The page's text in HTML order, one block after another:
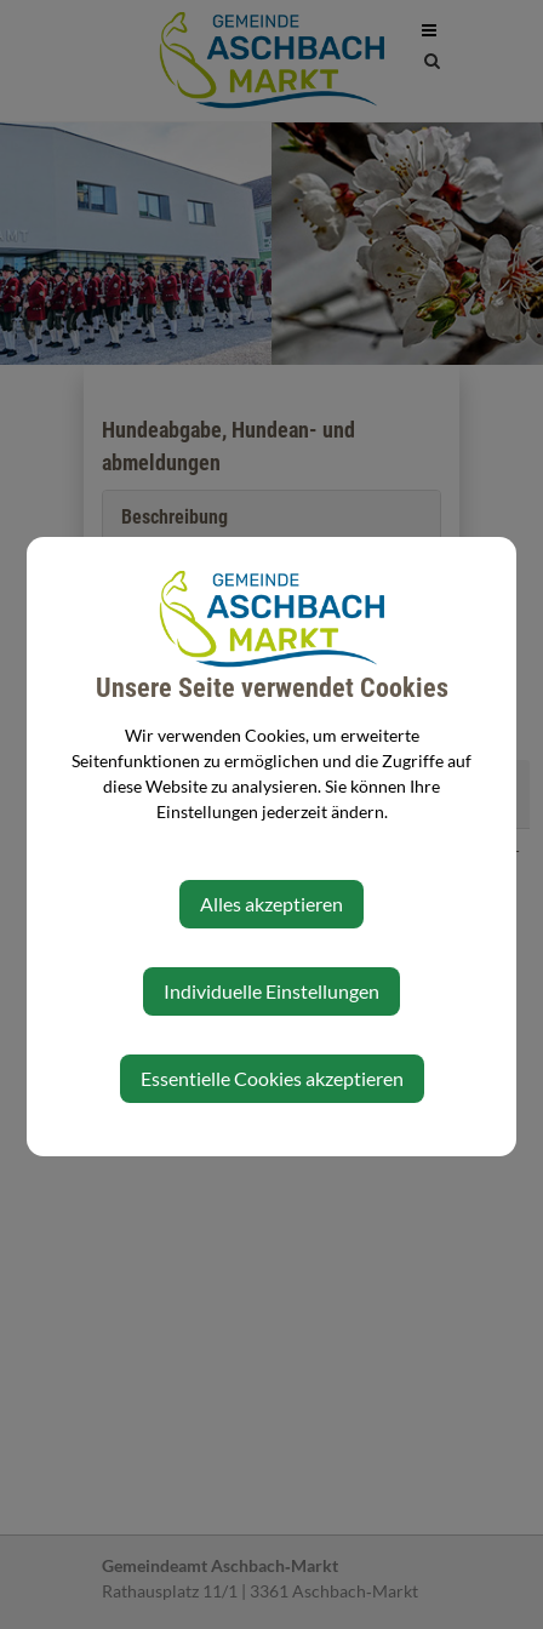
Site
Hundeabgabe, Hundean- und
abmeldungen
Beschreibung
Personen
Haider
07476/77321-
15
ernst.haider@aschbach-
markt.gv.at
sandra.wagner@aschbach-
Gemeindeamt Aschbach‐Markt
Rathausplatz 11/1 | 3361 Aschbach‐Markt
Unsere Seite verwendet Cookies
Wir verwenden Cookies, um erweiterte
Seitenfunktionen zu ermöglichen und die Zugriffe auf
diese Website zu analysieren. Sie können Ihre
Einstellungen jederzeit ändern.
Alles akzeptieren
Individuelle Einstellungen
Essentielle Cookies akzeptieren